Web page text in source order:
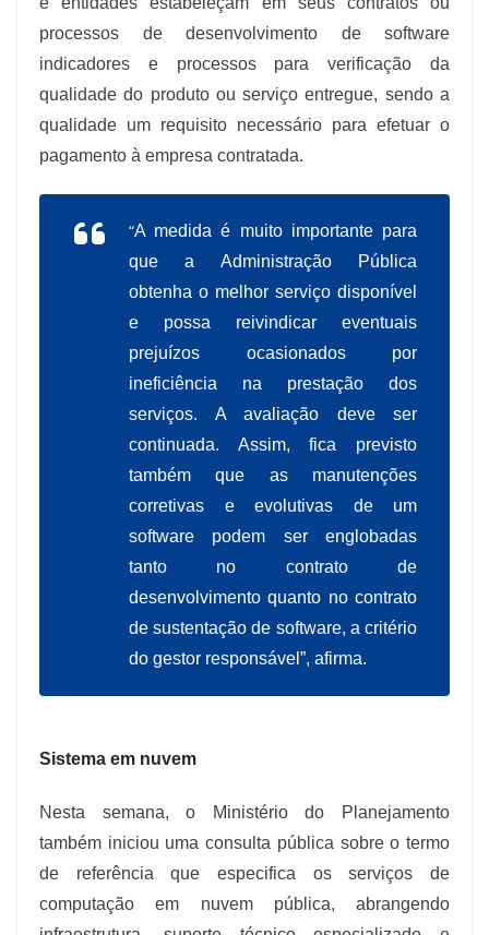
processos de desenvolvimento de software
indicadores e processos para verificação da
qualidade do produto ou serviço entregue, sendo a
qualidade um requisito necessário para efetuar o
pagamento à empresa contratada.
“A medida é muito importante para
que a Administração Pública
obtenha o melhor serviço disponível
e possa reivindicar eventuais
prejuízos ocasionados por
ineficiência na prestação dos
serviços. A avaliação deve ser
continuada. Assim, fica previsto
também que as manutenções
corretivas e evolutivas de um
software podem ser englobadas
tanto no contrato de
desenvolvimento quanto no contrato
de sustentação de software, a critério
do gestor responsável”, afirma.
Sistema em nuvem
Nesta semana, o Ministério do Planejamento
também iniciou uma consulta pública sobre o termo
de referência que especifica os serviços de
computação em nuvem pública, abrangendo